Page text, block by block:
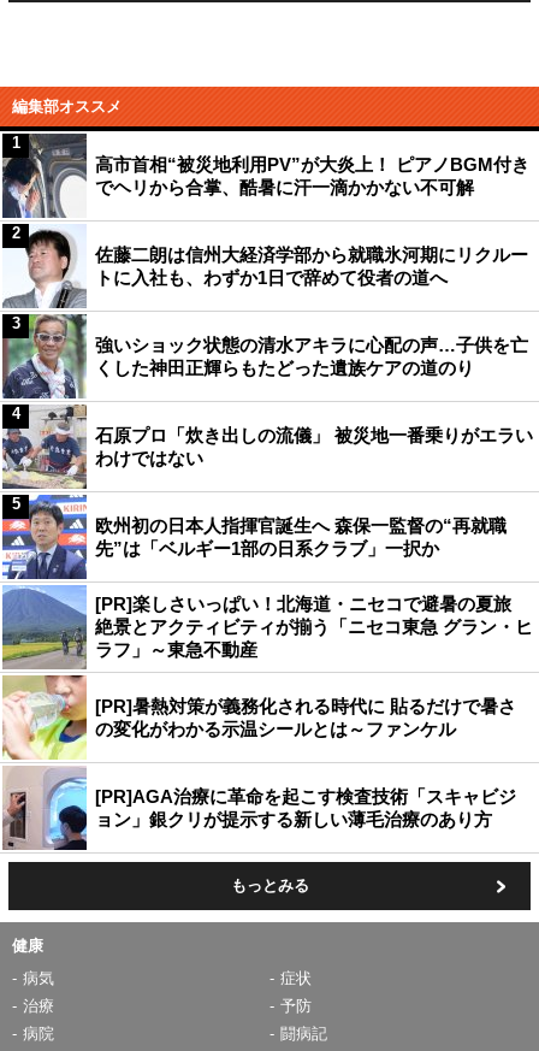
編集部オススメ
高市首相“被災地利用PV”が大炎上！ ピアノBGM付き
でヘリから合掌、酷暑に汗一滴かかない不可解
1
佐藤二朗は信州大経済学部から就職氷河期にリクルー
トに入社も、わずか1日で辞めて役者の道へ
2
強いショック状態の清水アキラに心配の声…子供を亡
くした神田正輝らもたどった遺族ケアの道のり
3
石原プロ「炊き出しの流儀」 被災地一番乗りがエラい
わけではない
4
欧州初の日本人指揮官誕生へ 森保一監督の“再就職
先”は「ベルギー1部の日系クラブ」一択か
5
[PR]楽しさいっぱい！北海道・ニセコで避暑の夏旅
絶景とアクティビティが揃う「ニセコ東急 グラン・ヒ
ラフ」～東急不動産
[PR]暑熱対策が義務化される時代に 貼るだけで暑さ
の変化がわかる示温シールとは～ファンケル
[PR]AGA治療に革命を起こす検査技術「スキャビジ
ョン」銀クリが提示する新しい薄毛治療のあり方
もっとみる
健康
病気
症状
治療
予防
病院
闘病記